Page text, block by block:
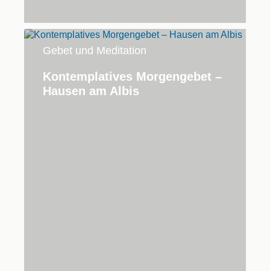
Gebet und Meditation
Kontemplatives Morgengebet –
Hausen am Albis